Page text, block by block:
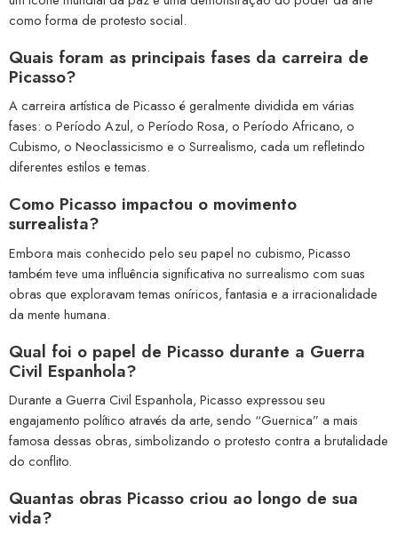
como forma de protesto social.
Quais foram as principais fases da carreira de
Picasso?
A carreira artística de Picasso é geralmente dividida em várias
fases: o Período Azul, o Período Rosa, o Período Africano, o
Cubismo, o Neoclassicismo e o Surrealismo, cada um refletindo
diferentes estilos e temas.
Como Picasso impactou o movimento
surrealista?
Embora mais conhecido pelo seu papel no cubismo, Picasso
também teve uma influência significativa no surrealismo com suas
obras que exploravam temas oníricos, fantasia e a irracionalidade
da mente humana.
Qual foi o papel de Picasso durante a Guerra
Civil Espanhola?
Durante a Guerra Civil Espanhola, Picasso expressou seu
engajamento político através da arte, sendo “Guernica” a mais
famosa dessas obras, simbolizando o protesto contra a brutalidade
do conflito.
Quantas obras Picasso criou ao longo de sua
vida?